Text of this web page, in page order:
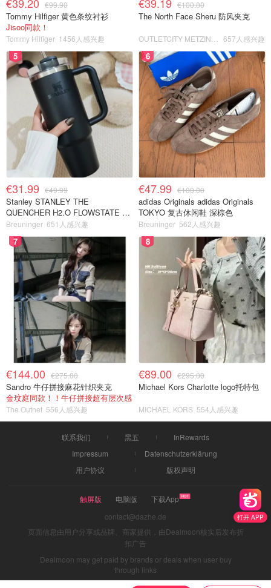
打开 APP
€99.90
Tommy Hilfiger 黄色条纹衬衫
Jisoo同款！
Tommy Hilfiger 1456人感兴趣
€100.00
The North Face Sheru 防风夹克
657人感兴趣
5
€31.99 €49.99
Stanley STANLEY THE
QUENCHER H2.O FLOWSTATE 保
温杯 1.18L 黑色
Breuninger 651人感兴趣
6
€47.99 €100.00
adidas Originals adidas Originals
TOKYO 复古休闲鞋 深棕色
Breuninger 562人感兴趣
7
€144.00 €275.00
Sandro 牛仔拼接麻花针织夹克
金玟庭同款！！牛仔拼接超有层次感
The Outnet 556人感兴趣
8
€89.00 €295.00
Michael Kors Charlotte logo托特包
MICHAEL KORS 554人感兴趣
联系我们 黑五
InRewards
Impressum
Datenschutzerklärung
用户协议
版权声明
触屏版 电脑版
下载App
contact@dazhe.de
页面信息由用户分享或品牌、商家提供，由Dealmoon核实后发布折
扣广告
Dealmoon may get paid by brands or deals when user buy
through links